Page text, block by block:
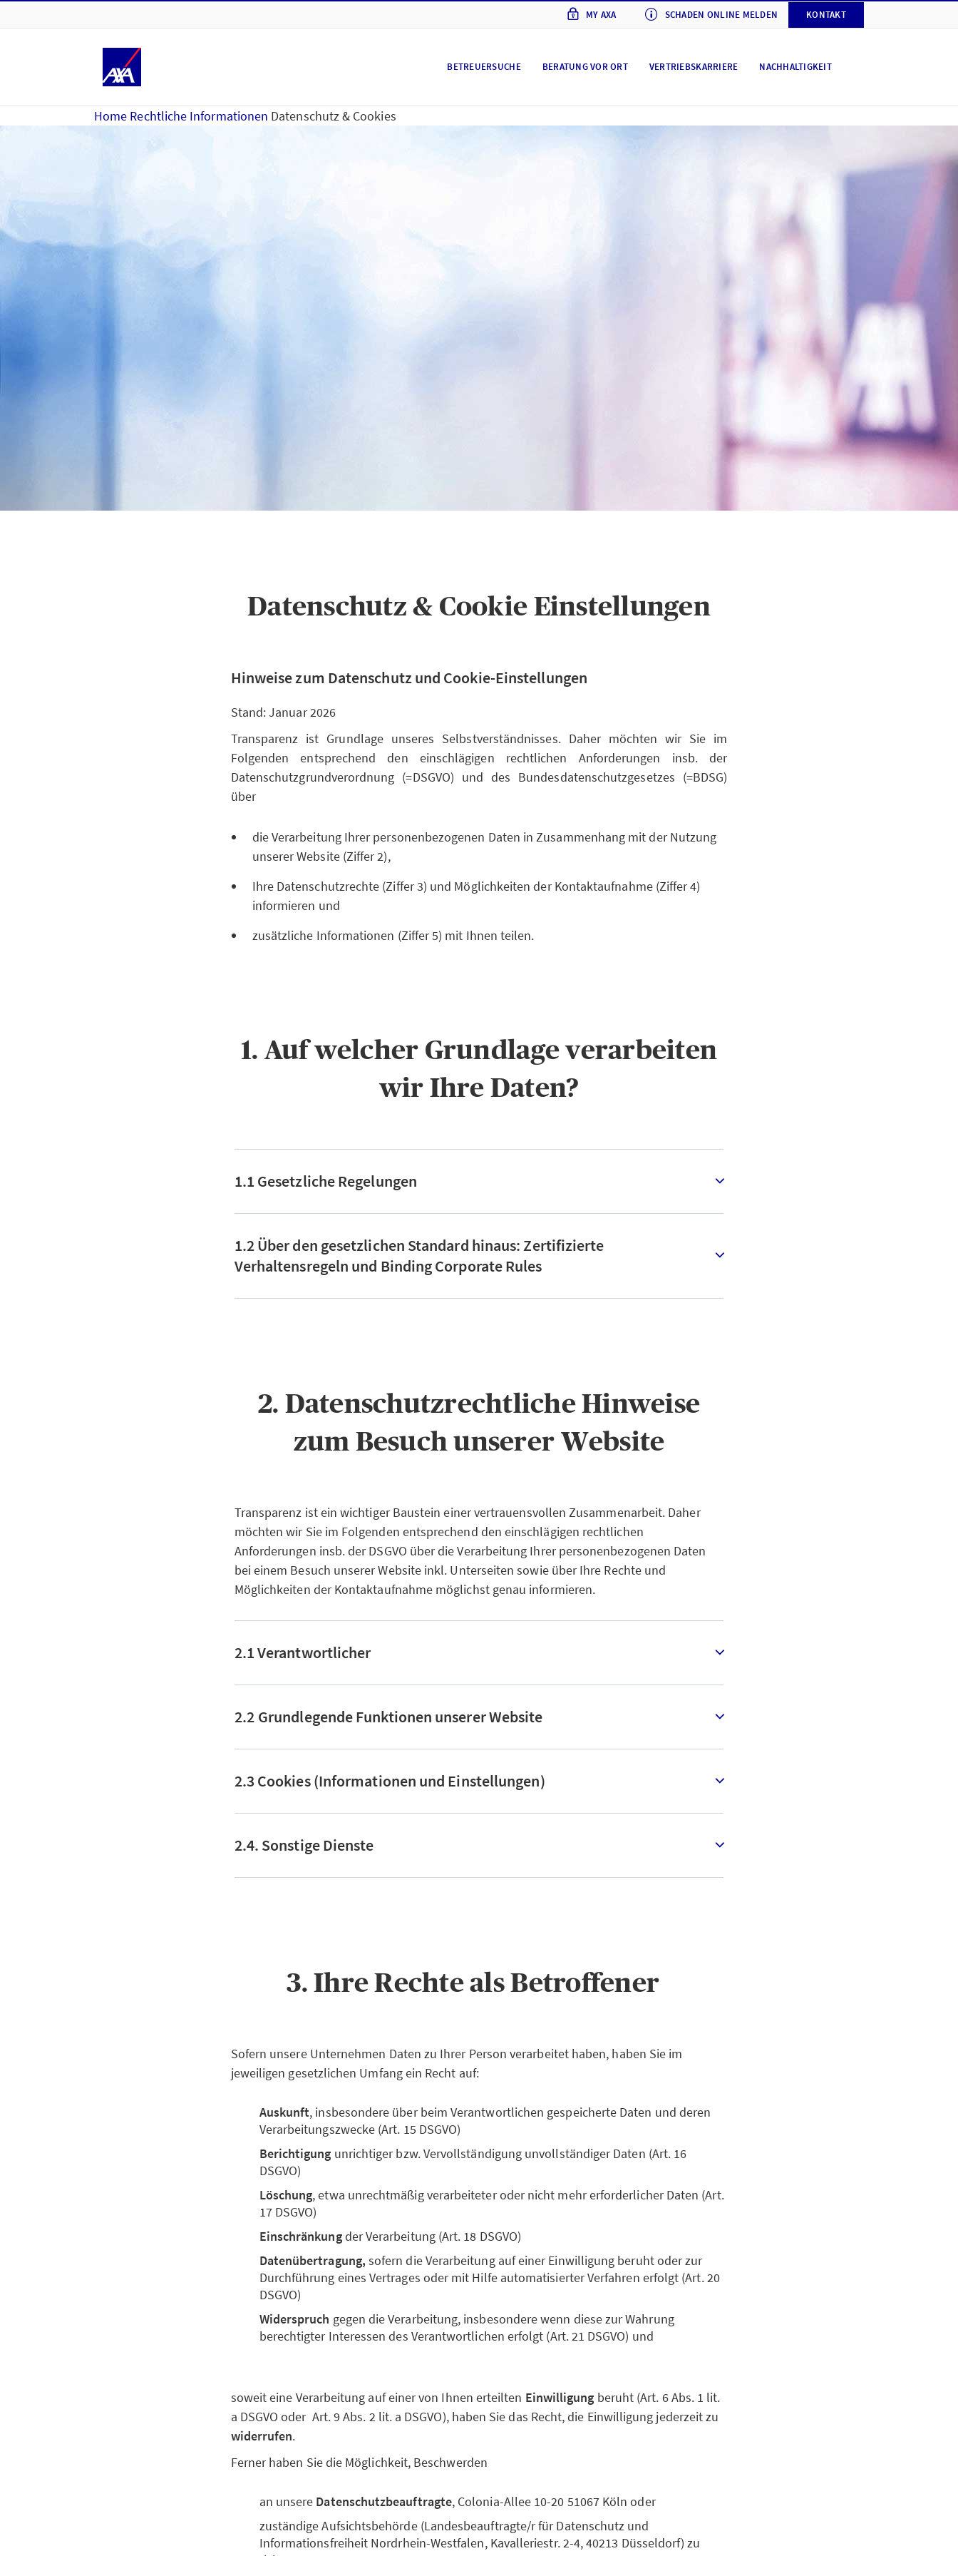
MY AXA SCHADEN ONLINE MELDEN KONTAKT
BETREUERSUCHE BERATUNG VOR ORT VERTRIEBSKARRIERE NACHHALTIGKEIT
Home Rechtliche Informationen Datenschutz & Cookies
Datenschutz & Cookie Einstellungen
Hinweise zum Datenschutz und Cookie-Einstellungen
Stand: Januar 2026
Transparenz ist Grundlage unseres Selbstverständnisses. Daher möchten wir Sie im
Folgenden entsprechend den einschlägigen rechtlichen Anforderungen insb. der
Datenschutzgrundverordnung (=DSGVO) und des Bundesdatenschutzgesetzes (=BDSG)
über
die Verarbeitung Ihrer personenbezogenen Daten in Zusammenhang mit der Nutzung
unserer Website (Ziffer 2),
Ihre Datenschutzrechte (Ziffer 3) und Möglichkeiten der Kontaktaufnahme (Ziffer 4)
informieren und
zusätzliche Informationen (Ziffer 5) mit Ihnen teilen.
1. Auf welcher Grundlage verarbeiten
wir Ihre Daten?
1.1 Gesetzliche Regelungen
1.2 Über den gesetzlichen Standard hinaus: Zertifizierte
Verhaltensregeln und Binding Corporate Rules
2. Datenschutzrechtliche Hinweise
zum Besuch unserer Website
Transparenz ist ein wichtiger Baustein einer vertrauensvollen Zusammenarbeit. Daher
möchten wir Sie im Folgenden entsprechend den einschlägigen rechtlichen
Anforderungen insb. der DSGVO über die Verarbeitung Ihrer personenbezogenen Daten
bei einem Besuch unserer Website inkl. Unterseiten sowie über Ihre Rechte und
Möglichkeiten der Kontaktaufnahme möglichst genau informieren.
2.1 Verantwortlicher
2.2 Grundlegende Funktionen unserer Website
2.3 Cookies (Informationen und Einstellungen)
2.4. Sonstige Dienste
3. Ihre Rechte als Betroffener
Sofern unsere Unternehmen Daten zu Ihrer Person verarbeitet haben, haben Sie im
jeweiligen gesetzlichen Umfang ein Recht auf:
Auskunft, insbesondere über beim Verantwortlichen gespeicherte Daten und deren
Verarbeitungszwecke (Art. 15 DSGVO)
Berichtigung unrichtiger bzw. Vervollständigung unvollständiger Daten (Art. 16
DSGVO)
Löschung, etwa unrechtmäßig verarbeiteter oder nicht mehr erforderlicher Daten (Art.
17 DSGVO)
Einschränkungder Verarbeitung (Art. 18 DSGVO)
Datenübertragung, sofern die Verarbeitung auf einer Einwilligung beruht oder zur
Durchführung eines Vertrages oder mit Hilfe automatisierter Verfahren erfolgt (Art. 20
DSGVO)
Widerspruch gegen die Verarbeitung, insbesondere wenn diese zur Wahrung
berechtigter Interessen des Verantwortlichen erfolgt (Art. 21 DSGVO) und
soweit eine Verarbeitung auf einer von Ihnen erteilten Einwilligung beruht (Art. 6 Abs. 1 lit.
a DSGVO oder Art. 9 Abs. 2 lit. a DSGVO), haben Sie das Recht, die Einwilligung jederzeit zu
widerrufen.
Ferner haben Sie die Möglichkeit, Beschwerden
an unsere Datenschutzbeauftragte, Colonia-Allee 10-20 51067 Köln oder
zuständige Aufsichtsbehörde (Landesbeauftragte/r für Datenschutz und
Informationsfreiheit Nordrhein-Westfalen, Kavalleriestr. 2-4, 40213 Düsseldorf) zu